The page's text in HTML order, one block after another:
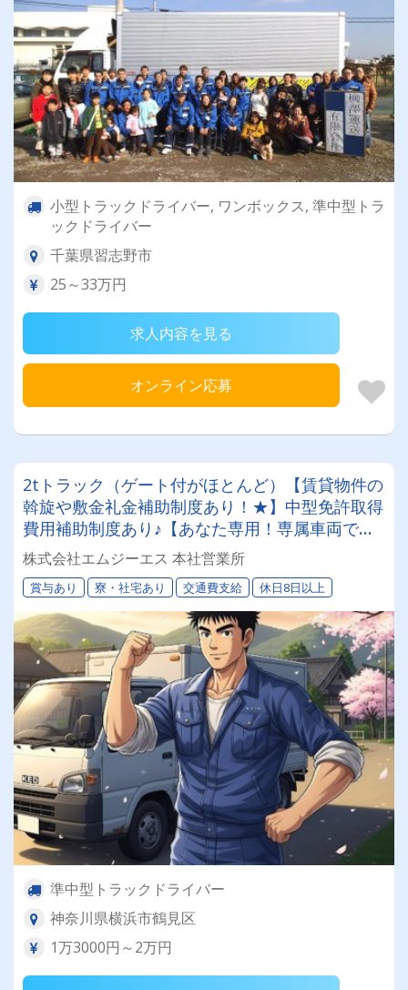
小型トラックドライバー, ワンボックス, 準中型トラ
ックドライバー
千葉県習志野市
25～33万円
求人内容を見る
オンライン応募
2tトラック（ゲート付がほとんど）【賃貸物件の
斡旋や敷金礼金補助制度あり！★】中型免許取得
費用補助制度あり♪【あなた専用！専属車両でお
仕事できる♪】稼ぎたい方もご相談ください^^
株式会社エムジーエス 本社営業所
賞与あり 寮・社宅あり 交通費支給 休日8日以上
準中型トラックドライバー
神奈川県横浜市鶴見区
1万3000円～2万円